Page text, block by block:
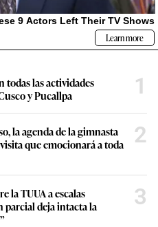
todas las actividades
y Pucallpa
1
la agenda de la gimnasta
que emocionará a toda
2
la TUUA a escalas
deja intacta la
3